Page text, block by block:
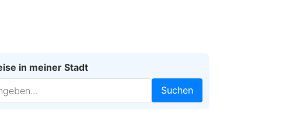
in meiner Stadt
Suchen